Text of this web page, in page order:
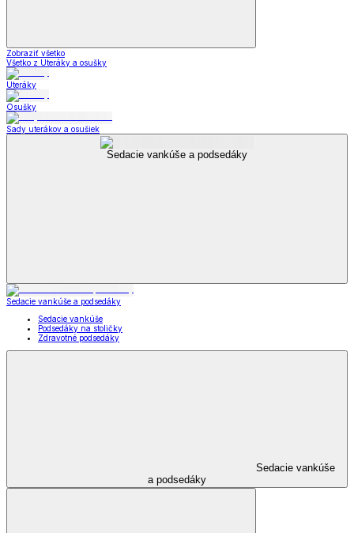
Zobraziť všetko
Všetko z Uteráky a osušky
Uteráky
Osušky
Sady uterákov a osušiek
Sedacie vankúše a podsedáky
Sedacie vankúše a podsedáky
Sedacie vankúše
Podsedáky na stoličky
Zdravotné podsedáky
Sedacie vankúše
a podsedáky